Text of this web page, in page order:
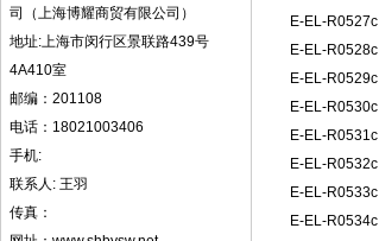
司（上海博耀商贸有限公司）
地址:上海市闵行区景联路439号
4A410室
邮编：201108
电话：18021003406
手机:
联系人: 王羽
传真：
E-EL-R0527c
E-EL-R0528c
E-EL-R0529c
E-EL-R0530c
E-EL-R0531c
E-EL-R0532c
E-EL-R0533c
E-EL-R0534c